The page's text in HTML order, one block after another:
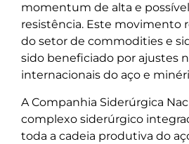
momentum de alta e
resistência. Este movimento
do setor de commodities e
sido beneficiado por ajustes
internacionais do aço e
A Companhia Siderúrgica
complexo siderúrgico
toda a cadeia produtiva do